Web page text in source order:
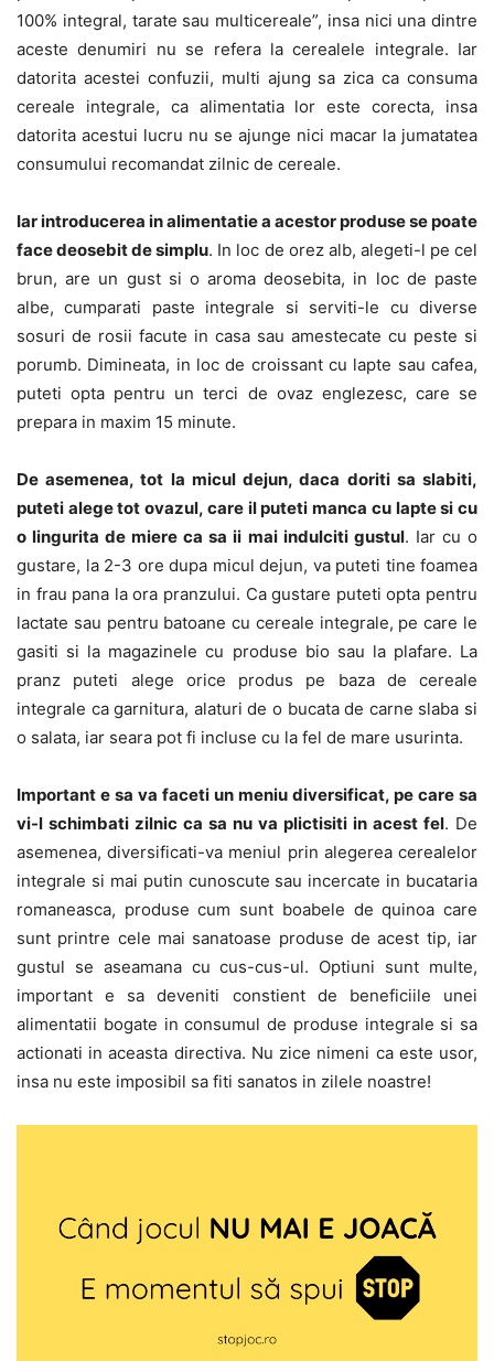
100% integral, tarate sau multicereale”, insa nici una dintre
aceste denumiri nu se refera la cerealele integrale. Iar
datorita acestei confuzii, multi ajung sa zica ca consuma
cereale integrale, ca alimentatia lor este corecta, insa
datorita acestui lucru nu se ajunge nici macar la jumatatea
consumului recomandat zilnic de cereale.
Iar introducerea in alimentatie a acestor produse se poate
face deosebit de simplu. In loc de orez alb, alegeti-l pe cel
brun, are un gust si o aroma deosebita, in loc de paste
albe, cumparati paste integrale si serviti-le cu diverse
sosuri de rosii facute in casa sau amestecate cu peste si
porumb. Dimineata, in loc de croissant cu lapte sau cafea,
puteti opta pentru un terci de ovaz englezesc, care se
prepara in maxim 15 minute.
De asemenea, tot la micul dejun, daca doriti sa slabiti,
puteti alege tot ovazul, care il puteti manca cu lapte si cu
o lingurita de miere ca sa ii mai indulciti gustul. Iar cu o
gustare, la 2-3 ore dupa micul dejun, va puteti tine foamea
in frau pana la ora pranzului. Ca gustare puteti opta pentru
lactate sau pentru batoane cu cereale integrale, pe care le
gasiti si la magazinele cu produse bio sau la plafare. La
pranz puteti alege orice produs pe baza de cereale
integrale ca garnitura, alaturi de o bucata de carne slaba si
o salata, iar seara pot fi incluse cu la fel de mare usurinta.
Important e sa va faceti un meniu diversificat, pe care sa
vi-l schimbati zilnic ca sa nu va plictisiti in acest fel. De
asemenea, diversificati-va meniul prin alegerea cerealelor
integrale si mai putin cunoscute sau incercate in bucataria
romaneasca, produse cum sunt boabele de quinoa care
sunt printre cele mai sanatoase produse de acest tip, iar
gustul se aseamana cu cus-cus-ul. Optiuni sunt multe,
important e sa deveniti constient de beneficiile unei
alimentatii bogate in consumul de produse integrale si sa
actionati in aceasta directiva. Nu zice nimeni ca este usor,
insa nu este imposibil sa fiti sanatos in zilele noastre!